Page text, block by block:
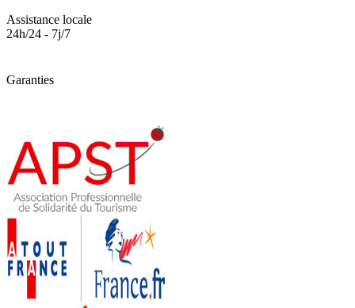
Assistance locale
24h/24 - 7j/7
Garanties